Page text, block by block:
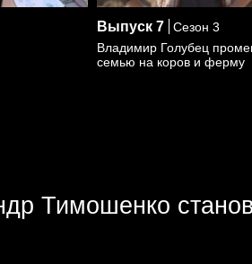
Выпуск 7
Сезон 3
Владимир Голубец
семью на коров и ферму
Тимошенко